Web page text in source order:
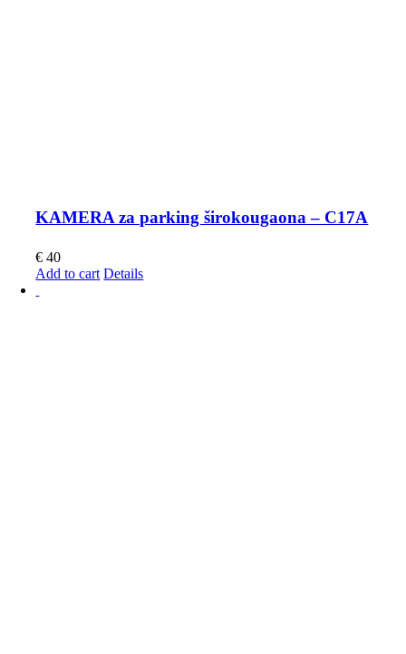
KAMERA za parking širokougaona – C17A
€ 40
Add to cart Details